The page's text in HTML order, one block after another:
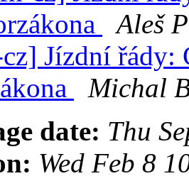
Aleš
Jízdní řády:
Michal
date: Thu
Wed Feb 8